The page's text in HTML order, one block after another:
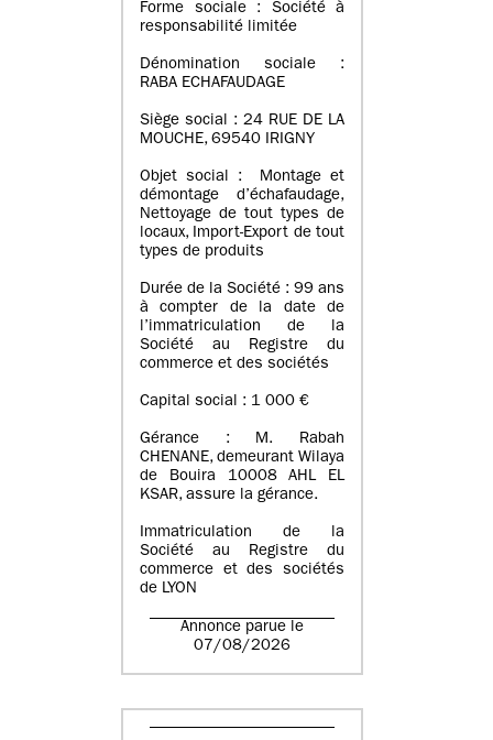
Forme sociale : Société à
responsabilité limitée
Dénomination sociale :
RABA ECHAFAUDAGE
Siège social : 24 RUE DE LA
MOUCHE, 69540 IRIGNY
Objet social : Montage et
démontage d’échafaudage,
Nettoyage de tout types de
locaux, Import-Export de tout
types de produits
Durée de la Société : 99 ans
à compter de la date de
l’immatriculation de la
Société au Registre du
commerce et des sociétés
Capital social : 1 000 €
Gérance : M. Rabah
CHENANE, demeurant Wilaya
de Bouira 10008 AHL EL
KSAR, assure la gérance.
Immatriculation de la
Société au Registre du
commerce et des sociétés
de LYON
Annonce parue le
07/08/2026